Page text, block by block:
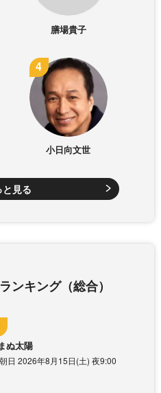
膳場貴子
小日向文世
と見る
ンキング（総合）
ぬ太陽
日 2026年8月15日(土) 夜9:00